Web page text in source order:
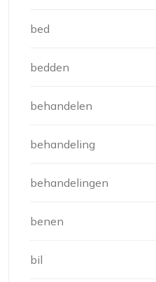
bed
bedden
behandelen
behandeling
behandelingen
benen
bil